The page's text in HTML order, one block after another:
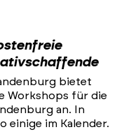
bietet
Workshops für die
an. In
einige im Kalender.